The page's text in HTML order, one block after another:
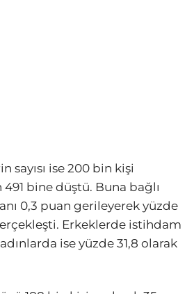
sayısı ise 200 bin kişi
bine düştü. Buna bağlı
0,3 puan gerileyerek yüzde
Erkeklerde istihdam
ise yüzde 31,8 olarak